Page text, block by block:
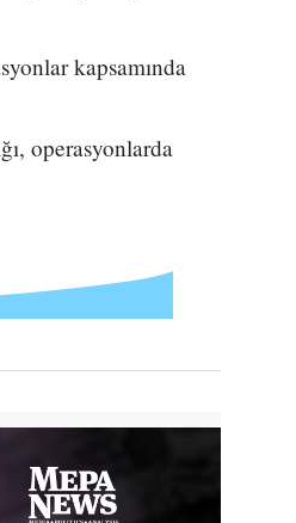
kapsamında
operasyonlarda